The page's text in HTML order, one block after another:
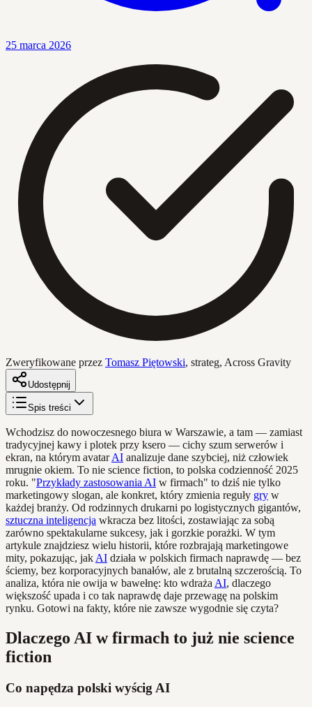
25 marca 2026
Zweryfikowane przez Tomasz Piętowski, strateg, Across Gravity
Udostępnij
Spis treści
Wchodzisz do nowoczesnego biura w Warszawie, a tam — zamiast
tradycyjnej kawy i plotek przy ksero — cichy szum serwerów i
ekran, na którym avatarAI analizuje dane szybciej, niż człowiek
mrugnie okiem. To nie science fiction, to polska codzienność 2025
roku. "Przykłady zastosowania AI w firmach" to dziś nie tylko
marketingowy slogan, ale konkret, który zmienia reguły gry w
każdej branży. Od rodzinnych drukarni po logistycznych gigantów,
sztuczna inteligencja wkracza bez litości, zostawiając za sobą
zarówno spektakularne sukcesy, jak i gorzkie porażki. W tym
artykule znajdziesz wielu historii, które rozbrajają marketingowe
mity, pokazując, jak AI działa w polskich firmach naprawdę — bez
ściemy, bez korporacyjnych banałów, ale z brutalną szczerością. To
analiza, która nie owija w bawełnę: kto wdraża AI, dlaczego
większość upada i co tak naprawdę daje przewagę na polskim
rynku. Gotowi na fakty, które nie zawsze wygodnie się czyta?
Dlaczego AI w firmach to już nie science
fiction
Co napędza polski wyścig AI